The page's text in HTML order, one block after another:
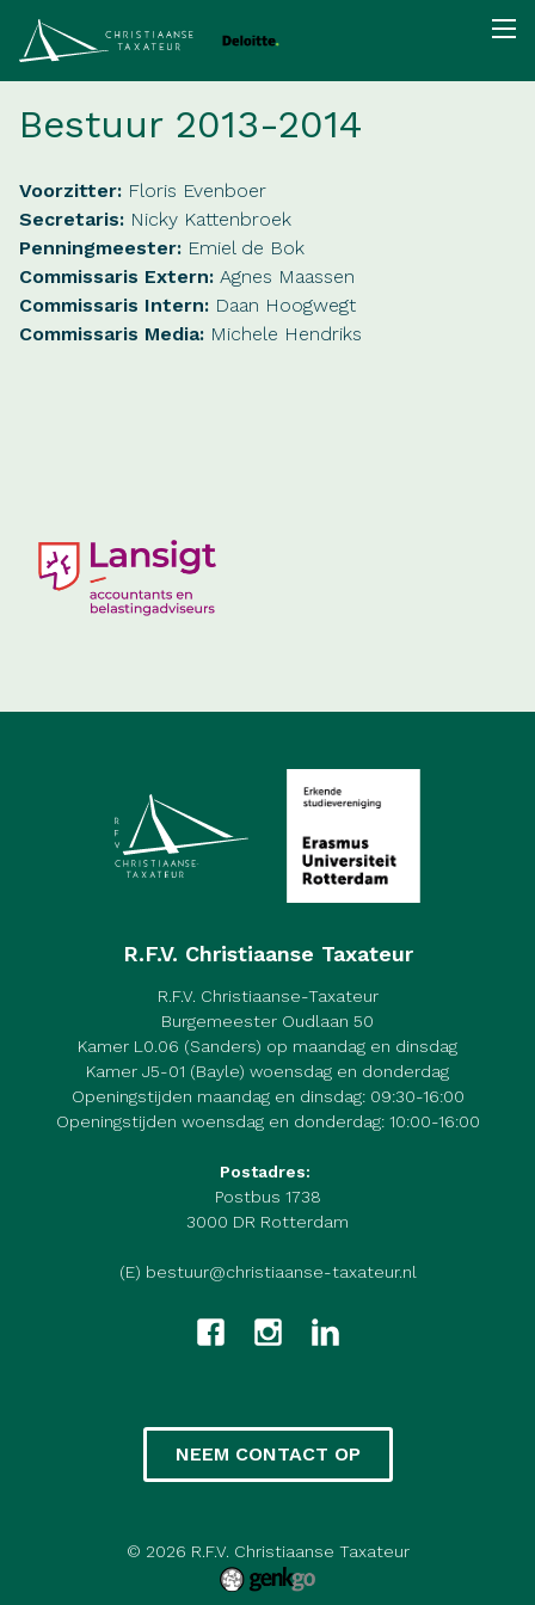
Bestuur 2013-2014
Voorzitter: Floris Evenboer
Secretaris: Nicky Kattenbroek
Penningmeester: Emiel de Bok
Commissaris Extern: Agnes Maassen
Commissaris Intern: Daan Hoogwegt
Commissaris Media: Michele Hendriks
R.F.V. Christiaanse Taxateur
R.F.V. Christiaanse-Taxateur
Burgemeester Oudlaan 50
Kamer L0.06 (Sanders) op maandag en dinsdag
Kamer J5-01 (Bayle) woensdag en donderdag
Openingstijden maandag en dinsdag: 09:30-16:00
Openingstijden woensdag en donderdag: 10:00-16:00
Postadres:
Postbus 1738
3000 DR Rotterdam
(E) bestuur@christiaanse-taxateur.nl
NEEM CONTACT OP
© 2026 R.F.V. Christiaanse Taxateur